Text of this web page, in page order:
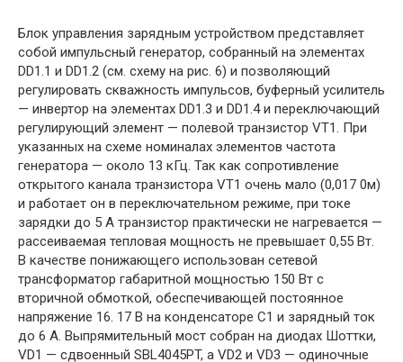
Блок управления зарядным устройством представляет
собой импульсный генератор, собранный на элементах
DD1.1 и DD1.2 (см. схему на рис. 6) и позволяющий
регулировать скважность импульсов, буферный усилитель
— инвертор на элементах DD1.3 и DD1.4 и переключающий
регулирующий элемент — полевой транзистор VT1. При
указанных на схеме номиналах элементов частота
генератора — около 13 кГц. Так как сопротивление
открытого канала транзистора VT1 очень мало (0,017 0м)
и работает он в переключательном режиме, при токе
зарядки до 5 А транзистор практически не нагревается —
рассеиваемая тепловая мощность не превышает 0,55 Вт.
В качестве понижающего использован сетевой
трансформатор габаритной мощностью 150 Вт с
вторичной обмоткой, обеспечивающей постоянное
напряжение 16. 17 В на конденсаторе С1 и зарядный ток
до 6 А. Выпрямительный мост собран на диодах Шоттки,
VD1 — сдвоенный SBL4045PT, a VD2 и VD3 — одиночные